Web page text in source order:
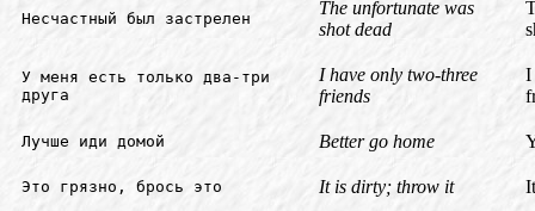
Несчастный был застрелен
The unfortunate was
shot dead
У меня есть только два-три
друга
I have only two-three
friends
I
Лучше иди домой Better go home
Это грязно, брось это It is dirty; throw it